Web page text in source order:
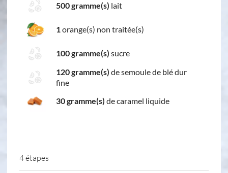
500 gramme(s) lait
1orange(s) non traitée(s)
100 gramme(s) sucre
120 gramme(s) de semoule de blé dur
fine
30 gramme(s) de caramel liquide
4 étapes